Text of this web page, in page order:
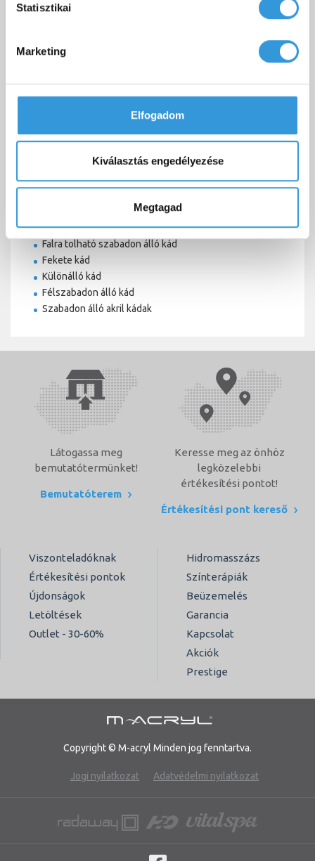
Statisztikai
Marketing
Elfogadom
Kiválasztás engedélyezése
Megtagad
Sarokkád
Szabadon álló kád
Műmárvány kádak
Sarokkád 140x140
Sarokkád 150x150
Sarokkád 120x120
Szabadon álló sarokkád
Egyenes kád 170x70
Egyenes kád 180x80
Kisméretű kád
Ajtós kád
Falra tolható szabadon álló kád
Fekete kád
Különálló kád
Félszabadon álló kád
Szabadon álló akril kádak
Látogassa meg
bemutatótermünket!
Bemutatóterem
Keresse meg az önhöz
legközelebbi
értékesítési pontot!
Értékesítési pont kereső
Viszonteladóknak
Értékesítési pontok
Újdonságok
Letöltések
Outlet - 30-60%
Hidromasszázs
Színterápiák
Beüzemelés
Garancia
Kapcsolat
Akciók
Prestige
Copyright © M-acryl Minden jog fenntartva.
Jogi nyilatkozat Adatvédelmi nyilatkozat